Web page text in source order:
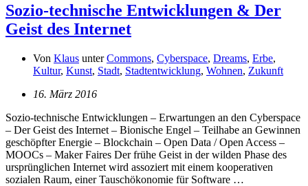
Sozio-technische Entwicklungen & Der
Geist des Internet
Von Klaus unterCommons, Cyberspace, Dreams, Erbe,
Kultur, Kunst, Stadt, Stadtentwicklung, Wohnen, Zukunft
16. März 2016
Sozio-technische Entwicklungen – Erwartungen an den Cyberspace
– Der Geist des Internet – Bionische Engel – Teilhabe an Gewinnen
geschöpfter Energie – Blockchain – Open Data / Open Access –
MOOCs – Maker Faires Der frühe Geist in der wilden Phase des
ursprünglichen Internet wird assoziert mit einem kooperativen
sozialen Raum, einer Tauschökonomie für Software …